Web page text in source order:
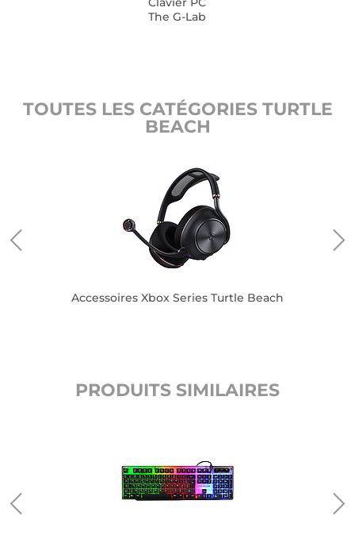
The G-Lab
TOUTES LES CATÉGORIES TURTLE
BEACH
Accessoires Xbox Series Turtle Beach
PRODUITS SIMILAIRES